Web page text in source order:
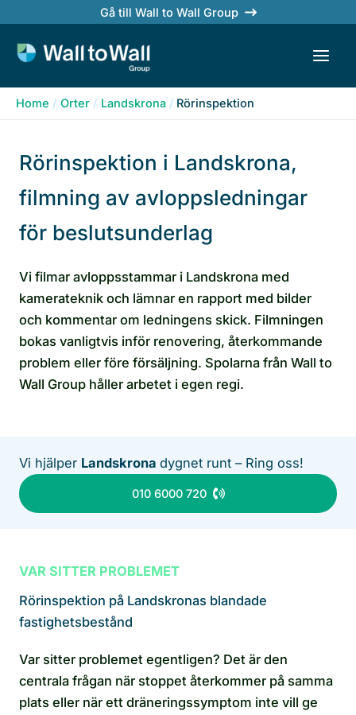
content
Gå till Wall to Wall Group
Home Orter Landskrona Rörinspektion
Rörinspektion i Landskrona,
filmning av avloppsledningar
för beslutsunderlag
Vi filmar avloppsstammar i Landskrona med
kamerateknik och lämnar en rapport med bilder
och kommentar om ledningens skick. Filmningen
bokas vanligtvis inför renovering, återkommande
problem eller före försäljning. Spolarna från Wall to
Wall Group håller arbetet i egen regi.
Vi hjälper Landskrona dygnet runt – Ring oss!
010 6000 720
VAR SITTER PROBLEMET
Rörinspektion på Landskronas blandade
fastighetsbestånd
Var sitter problemet egentligen? Det är den
centrala frågan när stoppet återkommer på samma
plats eller när ett dräneringssymptom inte vill ge